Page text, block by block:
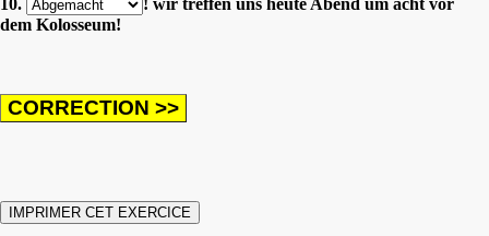
dem Kolosseum!